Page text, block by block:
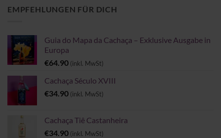
€32.90
EMPFEHLUNGEN FÜR DICH
Guia do Mapa da Cachaça – Exklusive Ausgabe in
Europa
€64.90 (inkl. MwSt)
Cachaça Século XVIII
€34.90 (inkl. MwSt)
Cachaça Tiê Castanheira
€34.90 (inkl. MwSt)